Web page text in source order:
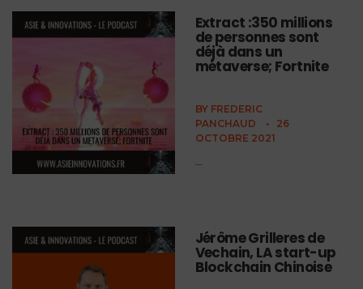
Extract :350 millions
de personnes sont
déjà dans un
métaverse; Fortnite
BY FREDERIC
PANCHAUD
•
26
OCTOBRE 2021
...
Jérôme Grilleres de
Vechain, LA start-up
Blockchain Chinoise